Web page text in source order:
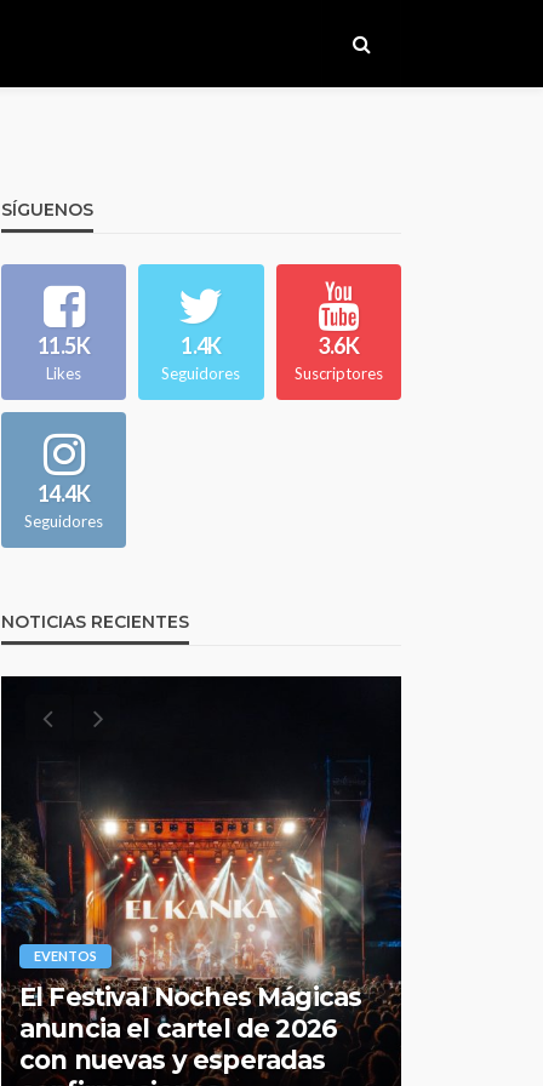
SÍGUENOS
11.5K
Likes
1.4K
Seguidores
3.6K
Suscriptores
14.4K
Seguidores
NOTICIAS RECIENTES
EVENTOS
El Festival Noches Mágicas
anuncia el cartel de 2026
con nuevas y esperadas